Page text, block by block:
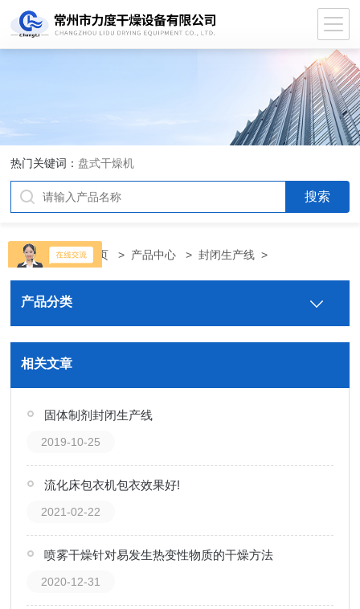
热门关键词： 盘式干燥机
当前位置：首页 > 产品中心 >封闭生产线 >
产品分类
相关文章
固体制剂封闭生产线
2019-10-25
流化床包衣机包衣效果好!
2021-02-22
喷雾干燥针对易发生热变性物质的干燥方法
2020-12-31